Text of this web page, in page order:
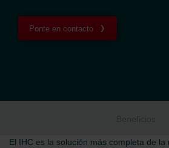
Ponte en contacto
Beneficios
El IHC es la solución más completa de la